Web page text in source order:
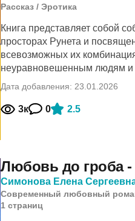
Рассказ / Эротика
Книга представляет собой
просторах Рунета и
всевозможных их
неуравновешенным людям и
Дата добавления: 23.01.2026
3к 0 2.5
Любовь до гроба
Симонова Елена
Современный любовный
1 cтраниц